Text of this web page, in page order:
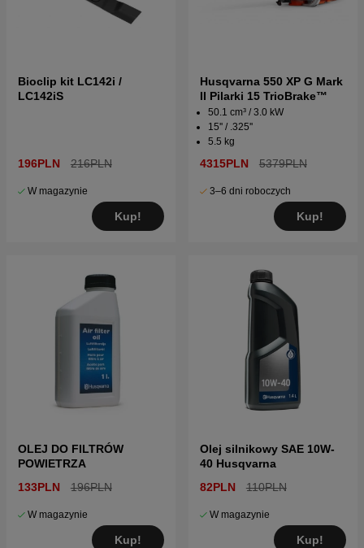
Bioclip kit LC142i /
LC142iS
196PLN 216PLN
W magazynie
Kup!
Husqvarna 550 XP G Mark
II Pilarki 15 TrioBrake™
50.1 cm³ / 3.0 kW
15'' / .325''
5.5 kg
4315PLN 5379PLN
3–6 dni roboczych
Kup!
OLEJ DO FILTRÓW
POWIETRZA
133PLN
196PLN
W magazynie
Kup!
Olej silnikowy SAE 10W-
40 Husqvarna
82PLN
110PLN
W magazynie
Kup!